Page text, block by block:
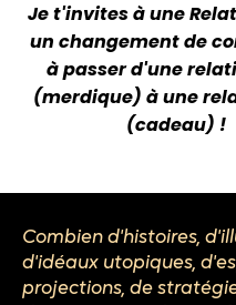
Je t'invites à une
un changement de
à passer d'une
(merdique) à une
(cadeau) !
Combien d'histoires,
d'idéaux utopiques,
projections, de